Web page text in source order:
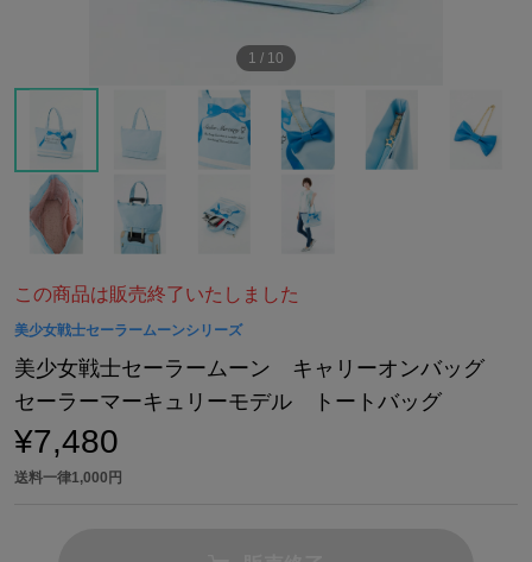
1 / 10
この商品は販売終了いたしました
美少女戦士セーラームーンシリーズ
美少女戦士セーラームーン キャリーオンバッグ
セーラーマーキュリーモデル トートバッグ
¥7,480
送料一律1,000円